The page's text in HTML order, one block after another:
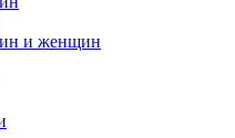
и женщин